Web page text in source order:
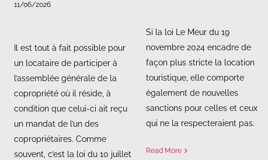
11/06/2026
Il est tout à fait possible pour
un locataire de participer à
l’assemblée générale de la
copropriété où il réside, à
condition que celui-ci ait reçu
un mandat de l’un des
copropriétaires. Comme
souvent, c’est la loi du 10 juillet
Si la loi Le Meur du 19
novembre 2024 encadre de
façon plus stricte la location
touristique, elle comporte
également de nouvelles
sanctions pour celles et ceux
qui ne la respecteraient pas.
Read More